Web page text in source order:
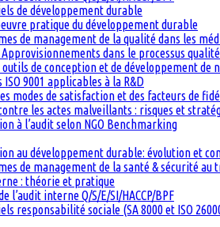
de développement durable
pratique du développement durable
de management de la qualité dans les
Approvisionnements dans le processus
outils de conception et de développement de
ISO 9001 applicables à la R&D
modes de satisfaction et des facteurs de
les actes malveillants : risques et
à l’audit selon NGO Benchmarking
au développement durable: évolution et
de management de la santé & sécurité au
: théorie et pratique
l’audit interne Q/S/E/SI/HACCP/BPF
responsabilité sociale (SA 8000 et ISO